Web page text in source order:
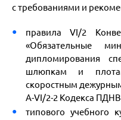
с требованиями и
правила VI/2
«Обязательные
дипломирования
шлюпкам и
скоростным
A-VI/2-2 Кодекса
типового учебного